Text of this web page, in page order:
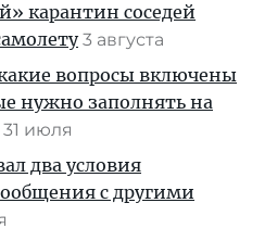
карантин соседей
3 августа
вопросы включены
нужно заполнять на
31 июля
два условия
с другими